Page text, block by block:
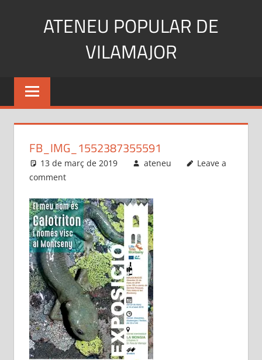
ATENEU POPULAR DE
VILAMAJOR
FB_IMG_1552387355591
13 de març de 2019 ateneu
Leave a
comment